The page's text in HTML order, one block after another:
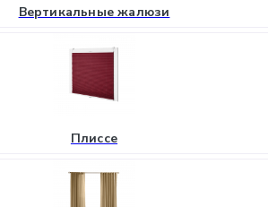
Вертикальные жалюзи
Плиссе